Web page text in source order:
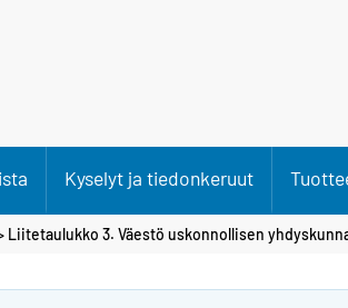
Kyselyt ja tiedonkeruut
Liitetaulukko 3. Väestö uskonnollisen